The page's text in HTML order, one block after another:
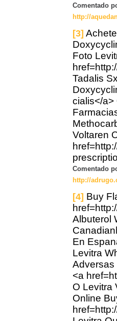
Comentado
http://
[3]
Foto
Tadalis
cialis</a>
Voltaren
Comentado
http://
[4] Buy
Albuterol
En
Levitra
Adversas
<a
O Levitra
Online